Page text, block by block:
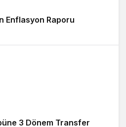
Enflasyon Raporu
3 Dönem Transfer